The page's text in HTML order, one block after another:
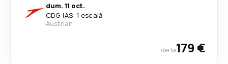
dum. 11 oct.
CDG-IAS· 1 escală
Austrian
de la179 €